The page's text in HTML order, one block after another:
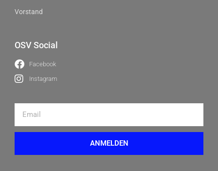
Vorstand
OSV Social
Facebook
Instagram
ANMELDEN